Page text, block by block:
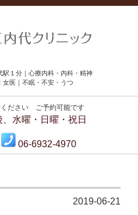
駅１分｜心療内科・内科・精神
女医｜不眠・不安・うつ
ください ご予約可能です
水曜・日曜・祝日
06-6932-4970
2019-06-21